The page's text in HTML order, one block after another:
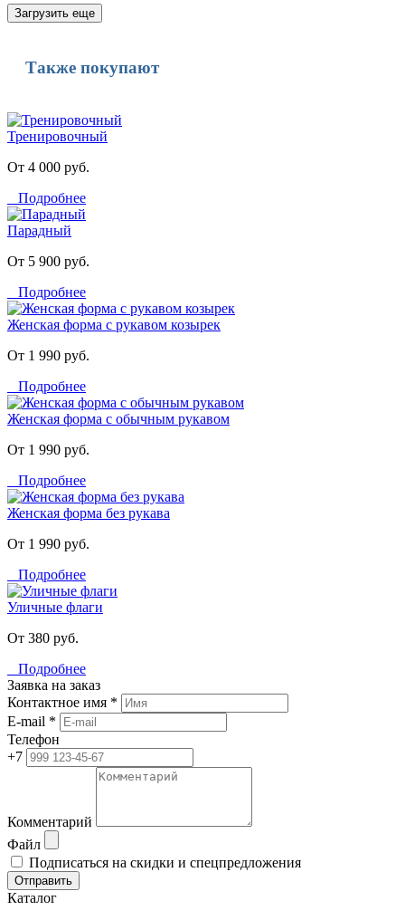
Загрузить еще
Также покупают
Тренировочный
От 4 000 руб.
Подробнее
Парадный
От 5 900 руб.
Подробнее
Женская форма с рукавом козырек
От 1 990 руб.
Подробнее
Женская форма с обычным рукавом
От 1 990 руб.
Подробнее
Женская форма без рукава
От 1 990 руб.
Подробнее
Уличные флаги
От 380 руб.
Подробнее
Заявка на заказ
Контактное имя *
E-mail *
Телефон
+7
Комментарий
Файл
Подписаться на скидки и спецпредложения
Отправить
Каталог